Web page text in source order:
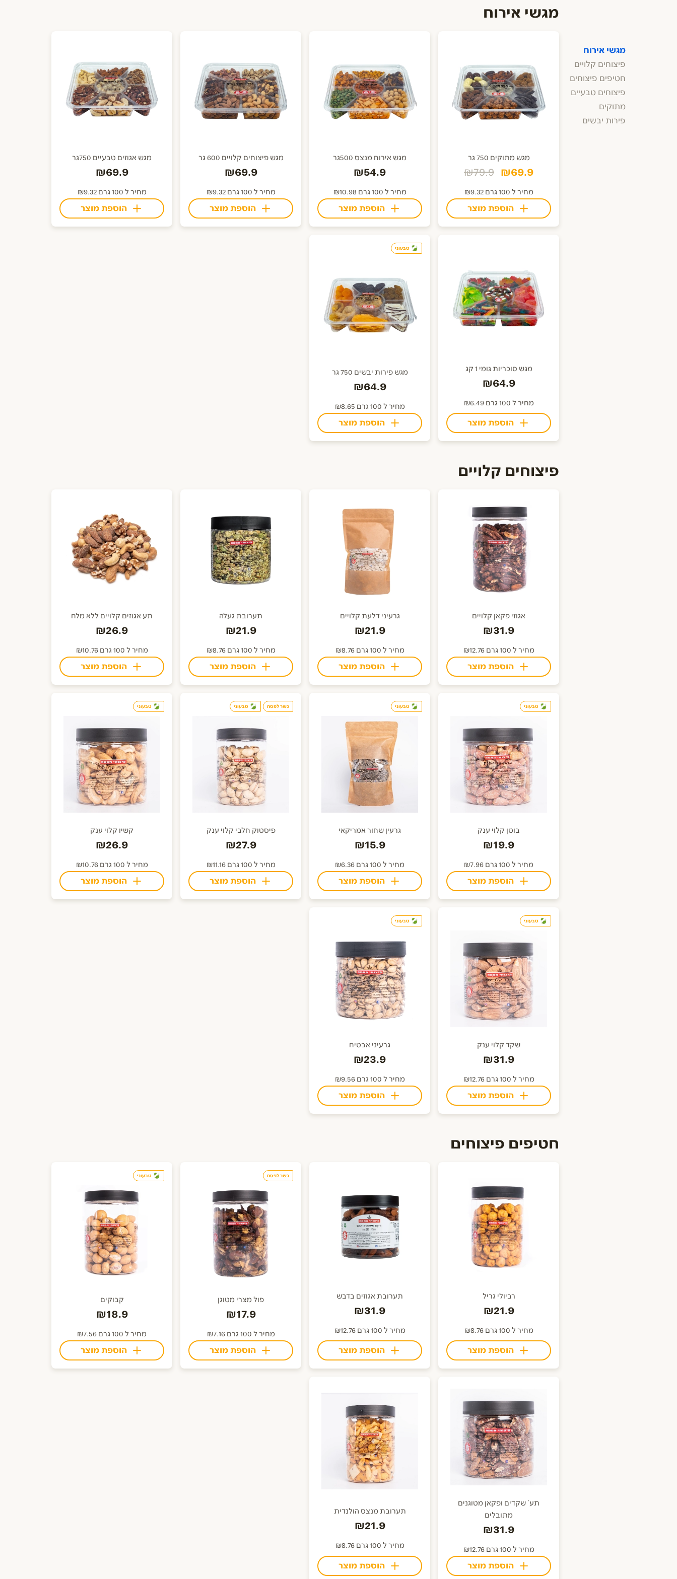
מגשי אירוח
פיצוחים קלויים
חטיפים פיצוחים
פיצוחים טבעיים
מתוקים
פירות יבשים
מגשי אירוח
מגש מתוקים 750 גר
₪69.9
₪79.9
מחיר ל 100 גרם ₪9.32
הוספת מוצר
מגש אירוח מנצס 500גר
₪54.9
מחיר ל 100 גרם ₪10.98
הוספת מוצר
מגש פיצוחים קלויים 600 גר
₪69.9
מחיר ל 100 גרם ₪9.32
הוספת מוצר
מגש אגוזים טבעיים 750גר
₪69.9
מחיר ל 100 גרם ₪9.32
הוספת מוצר
מגש סוכריות גומי 1 קג
₪64.9
מחיר ל 100 גרם ₪6.49
הוספת מוצר
טבעוני
מגש פירות יבשים 750 גר
₪64.9
מחיר ל 100 גרם ₪8.65
הוספת מוצר
פיצוחים קלויים
אגוזי פקאן קלויים
₪31.9
מחיר ל 100 גרם ₪12.76
הוספת מוצר
גרעיני דלעת קלויים
₪21.9
מחיר ל 100 גרם ₪8.76
הוספת מוצר
תערובת געלה
₪21.9
מחיר ל 100 גרם ₪8.76
הוספת מוצר
תע אגוזים קלויים ללא מלח
₪26.9
מחיר ל 100 גרם ₪10.76
הוספת מוצר
טבעוני
בוטן קלוי ענק
₪19.9
מחיר ל 100 גרם ₪7.96
הוספת מוצר
טבעוני
גרעין שחור אמריקאי
₪15.9
מחיר ל 100 גרם ₪6.36
הוספת מוצר
כשר לפסח טבעוני
פיסטוק חלבי קלוי ענק
₪27.9
מחיר ל 100 גרם ₪11.16
הוספת מוצר
טבעוני
קשיו קלוי ענק
₪26.9
מחיר ל 100 גרם ₪10.76
הוספת מוצר
טבעוני
שקד קלוי ענק
₪31.9
מחיר ל 100 גרם ₪12.76
הוספת מוצר
טבעוני
גרעיני אבטיח
₪23.9
מחיר ל 100 גרם ₪9.56
הוספת מוצר
חטיפים פיצוחים
רביולי גריל
₪21.9
מחיר ל 100 גרם ₪8.76
הוספת מוצר
תערובת אגוזים בדבש
₪31.9
מחיר ל 100 גרם ₪12.76
הוספת מוצר
כשר לפסח
פול מצרי מטוגן
₪17.9
מחיר ל 100 גרם ₪7.16
הוספת מוצר
טבעוני
קבוקים
₪18.9
מחיר ל 100 גרם ₪7.56
הוספת מוצר
תע` שקדים ופקאן מטוגנים
מתובלים
₪31.9
מחיר ל 100 גרם ₪12.76
הוספת מוצר
תערובת מנצס הולנדית
₪21.9
מחיר ל 100 גרם ₪8.76
הוספת מוצר